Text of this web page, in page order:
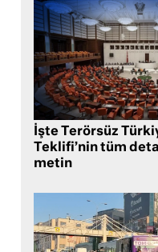
İşte Terörsüz
Teklifi’nin tüm
metin